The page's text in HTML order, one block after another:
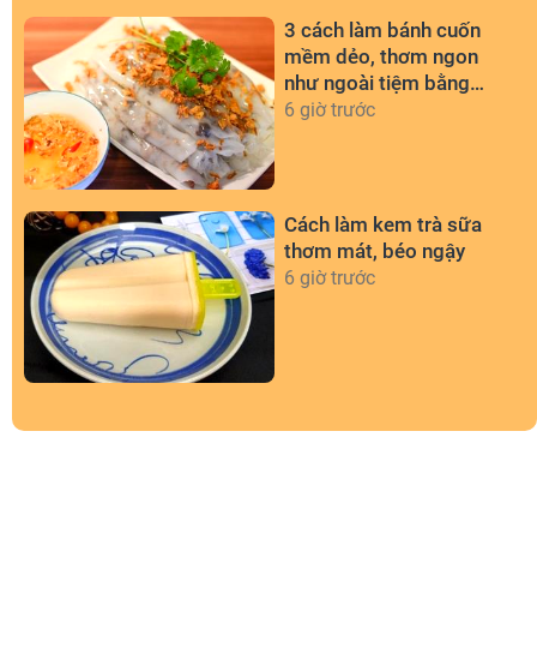
3 cách làm bánh cuốn
mềm dẻo, thơm ngon
như ngoài tiệm bằng
chảo chống dính
6 giờ trước
Cách làm kem trà sữa
thơm mát, béo ngậy
6 giờ trước